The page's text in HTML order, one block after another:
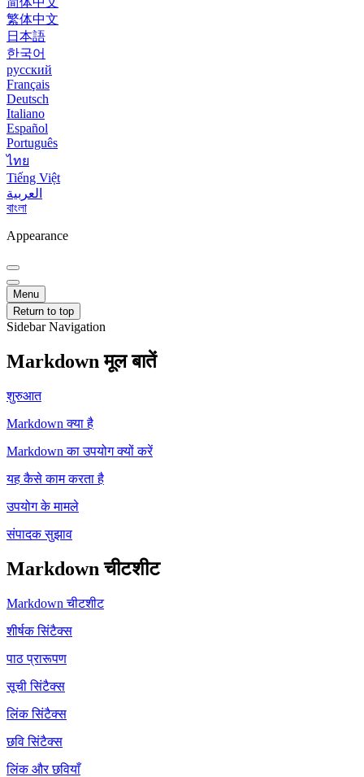
繁体中文
日本語
한국어
русский
Français
Deutsch
Italiano
Español
Português
ไทย
Tiếng Việt
العربية
বাংলা
Appearance
Menu
Return to top
Sidebar Navigation
Markdown मूल बातें
शुरुआत
Markdown क्या है
Markdown का उपयोग क्यों करें
यह कैसे काम करता है
उपयोग के मामले
संपादक सुझाव
Markdown चीटशीट
Markdown चीटशीट
शीर्षक सिंटैक्स
पाठ प्रारूपण
सूची सिंटैक्स
लिंक सिंटैक्स
छवि सिंटैक्स
लिंक और छवियाँ